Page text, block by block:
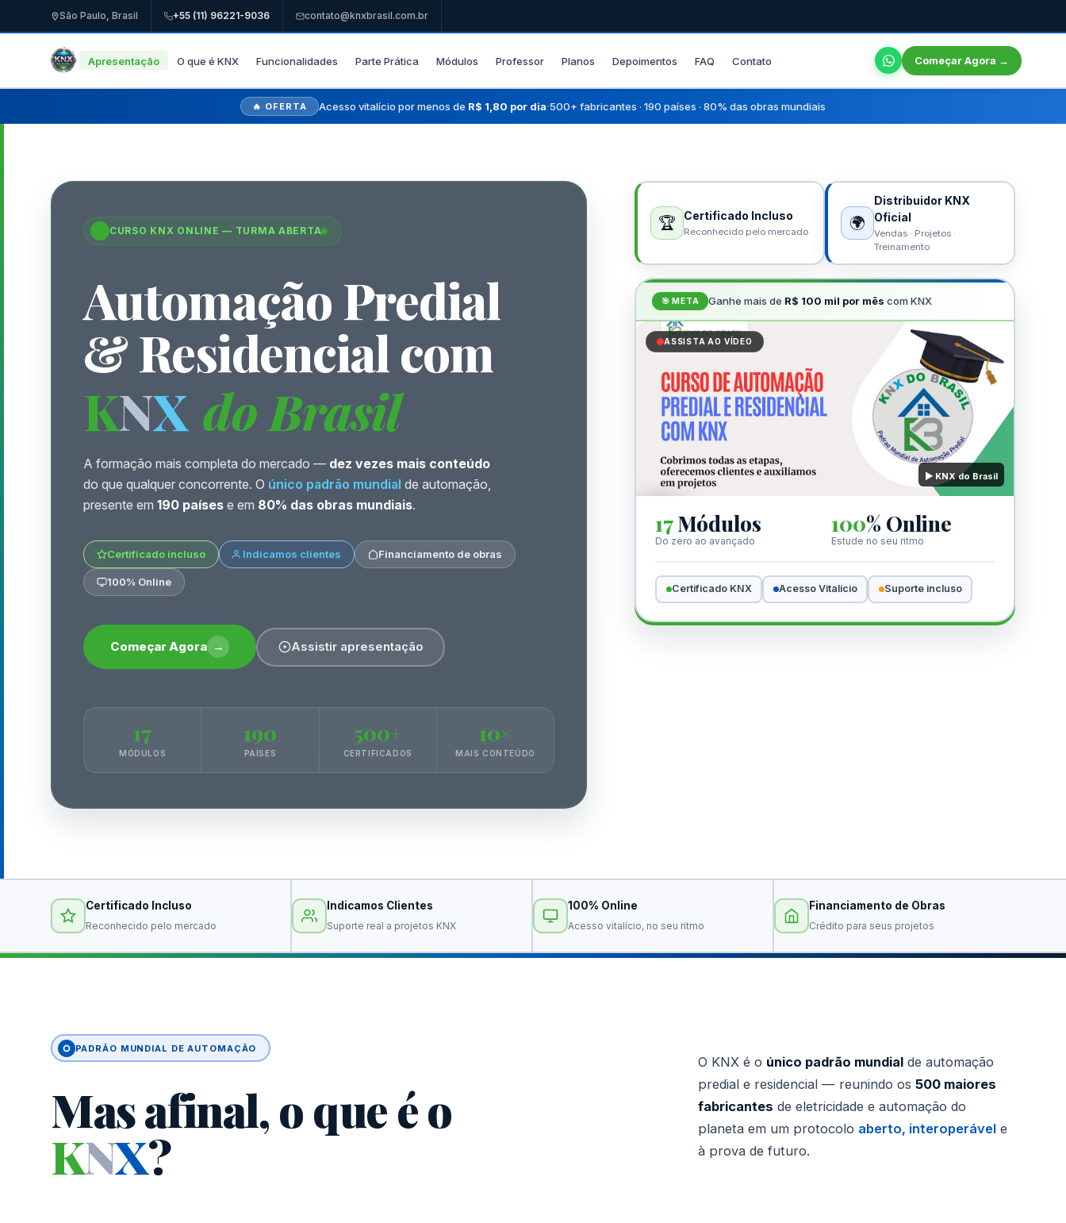
São Paulo, Brasil +55 (11) 96221-9036 contato@knxbrasil.com.br
Apresentação O que é KNX Funcionalidades Parte Prática Módulos Professor Planos Depoimentos FAQ Contato Começar Agora →
🔥 OFERTA Acesso vitalício por menos de R$ 1,80 por dia·500+ fabricantes · 190 países · 80% das obras mundiais
CURSO KNX ONLINE — TURMA ABERTA
Automação Predial
& Residencial com
KNX do Brasil
A formação mais completa do mercado — dez vezes mais conteúdo
do que qualquer concorrente. O único padrão mundial de automação,
presente em 190 países e em 80% das obras mundiais.
Certificado incluso Indicamos clientes Financiamento de obras
100% Online
Começar Agora → Assistir apresentação
17
MÓDULOS
190
PAÍSES
500+
CERTIFICADOS
10×
MAIS CONTEÚDO
🏆 Certificado Incluso
Reconhecido pelo mercado 🌍
Distribuidor KNX
Oficial
Vendas · Projetos ·
Treinamento
🎯 META Ganhe mais de R$ 100 mil por mês com KNX
ASSISTA AO VÍDEO
▶ KNX do Brasil
17Módulos
Do zero ao avançado
100% Online
Estude no seu ritmo
Certificado KNX Acesso Vitalício Suporte incluso
Certificado Incluso
Reconhecido pelo mercado
Indicamos Clientes
Suporte real a projetos KNX
100% Online
Acesso vitalício, no seu ritmo
Financiamento de Obras
Crédito para seus projetos
PADRÃO MUNDIAL DE AUTOMAÇÃO
Mas afinal, o que é o
KNX?
O KNX é o único padrão mundial de automação
predial e residencial — reunindo os 500 maiores
fabricantes de eletricidade e automação do
planeta em um protocolo aberto, interoperável e
à prova de futuro.